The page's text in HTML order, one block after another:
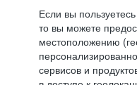
Если вы
то вы можете
местоположению
сервисов и